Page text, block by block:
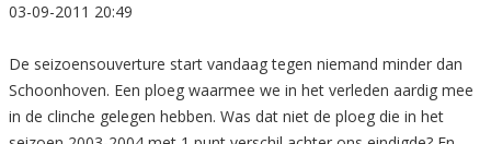
03-09-2011 20:49
De seizoensouverture start vandaag tegen niemand minder dan
Schoonhoven. Een ploeg waarmee we in het verleden aardig mee
in de clinche gelegen hebben. Was dat niet de ploeg die in het